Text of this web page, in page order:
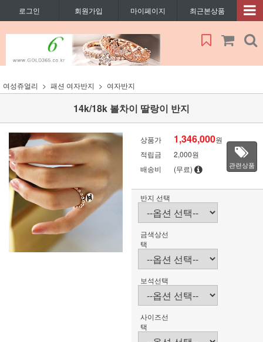
로그인 회원가입 마이페이지 최근본상품
여성쥬얼리 패션 여자반지 여자반지
14k/18k 볼차이 딸랑이 반지
상품가 1,346,000원
적립금
2,000원
배송비
(무료) 관련상품
반지 선택
금색상선
택
보석선택
사이즈선
택